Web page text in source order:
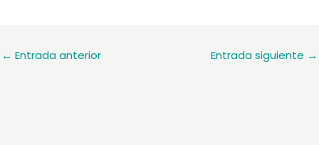
← Entrada anterior Entrada siguiente →